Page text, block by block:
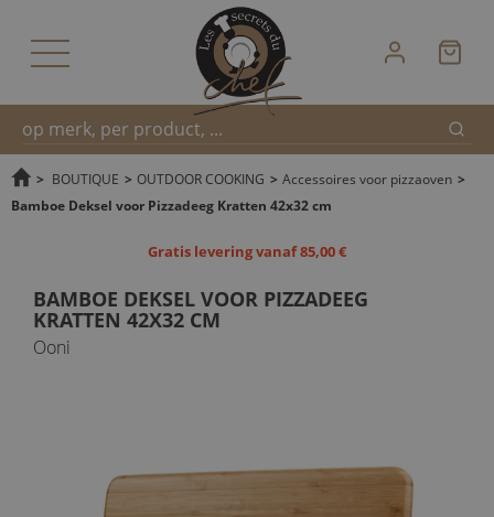
Snel
> BOUTIQUE > OUTDOOR COOKING > Accessoires voor pizzaoven >
Bamboe Deksel voor Pizzadeeg Kratten 42x32 cm
Gratis levering vanaf 85,00 €
BAMBOE DEKSEL VOOR PIZZADEEG
KRATTEN 42X32 CM
Ooni